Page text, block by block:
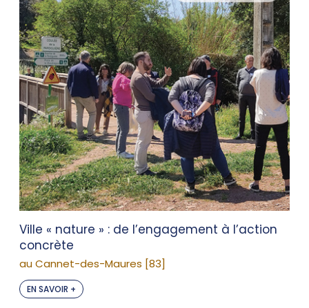
Ville « nature » : de l’engagement à l’action
concrète
au Cannet-des-Maures [83]
EN SAVOIR +